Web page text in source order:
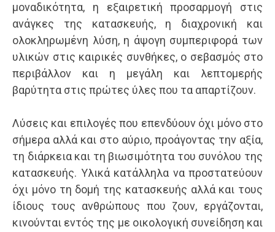
μοναδικότητα, η εξαιρετική προσαρμογή στις
ανάγκες της κατασκευής, η διαχρονική και
ολοκληρωμένη λύση, η άψογη συμπεριφορά των
υλικών στις καιρικές συνθήκες, ο σεβασμός στο
περιβάλλον και η μεγάλη και λεπτομερής
βαρύτητα στις πρώτες ύλες που τα απαρτίζουν.
Λύσεις και επιλογές που επενδύουν όχι μόνο στο
σήμερα αλλά και στο αύριο, προάγοντας την αξία,
τη διάρκεια και τη βιωσιμότητα του συνόλου της
κατασκευής. Υλικά κατάλληλα να προστατεύουν
όχι μόνο τη δομή της κατασκευής αλλά και τους
ίδιους τους ανθρώπους που ζουν, εργάζονται,
κινούνται εντός της με οικολογική συνείδηση και